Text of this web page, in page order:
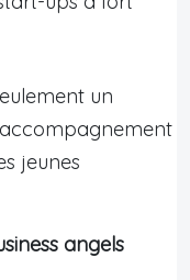
un
accompagnement
jeunes
angels